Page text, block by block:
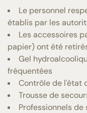
Le personnel
établis par les
Les accessoires
papier) ont été
Gel
fréquentées
Contrôle de l'état
Trousse de
Professionnels